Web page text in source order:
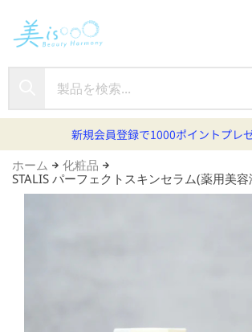
新規会員登録で1000ポイントプレ
ホーム
化粧品
STALIS パーフェクトスキンセラム(薬用美